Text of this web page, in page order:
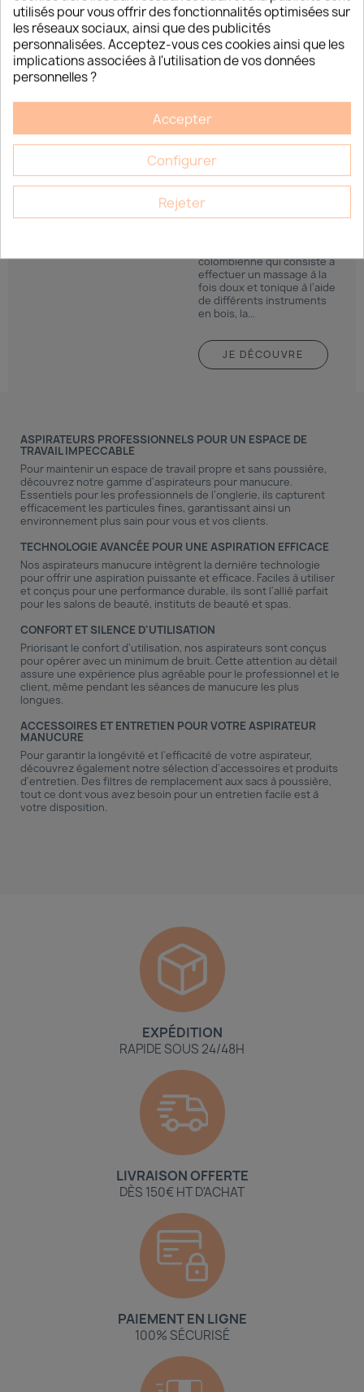
parfois son côté « commercial » critiqué,...
JE DÉCOUVRE
FORMATION
MADÉROTHÉRAPIE
colombienne qui consiste à
effectuer un massage à la
fois doux et tonique à l’aide
de différents instruments
en bois, la...
JE DÉCOUVRE
ASPIRATEURS PROFESSIONNELS POUR UN ESPACE DE
TRAVAIL IMPECCABLE
Pour maintenir un espace de travail propre et sans poussière,
découvrez notre gamme d'aspirateurs pour manucure.
Essentiels pour les professionnels de l'onglerie, ils capturent
efficacement les particules fines, garantissant ainsi un
environnement plus sain pour vous et vos clients.
TECHNOLOGIE AVANCÉE POUR UNE ASPIRATION EFFICACE
Nos aspirateurs manucure intègrent la dernière technologie
pour offrir une aspiration puissante et efficace. Faciles à utiliser
et conçus pour une performance durable, ils sont l'allié parfait
pour les salons de beauté, instituts de beauté et spas.
CONFORT ET SILENCE D'UTILISATION
Priorisant le confort d'utilisation, nos aspirateurs sont conçus
pour opérer avec un minimum de bruit. Cette attention au détail
assure une expérience plus agréable pour le professionnel et le
client, même pendant les séances de manucure les plus
longues.
ACCESSOIRES ET ENTRETIEN POUR VOTRE ASPIRATEUR
MANUCURE
Pour garantir la longévité et l'efficacité de votre aspirateur,
découvrez également notre sélection d'accessoires et produits
d'entretien. Des filtres de remplacement aux sacs à poussière,
tout ce dont vous avez besoin pour un entretien facile est à
votre disposition.
EXPÉDITION
RAPIDE SOUS 24/48H
LIVRAISON OFFERTE
DÈS 150€ HT D'ACHAT
PAIEMENT EN LIGNE
100% SÉCURISÉ
utilisés pour vous offrir des fonctionnalités optimisées sur
les réseaux sociaux, ainsi que des publicités
personnalisées. Acceptez-vous ces cookies ainsi que les
implications associées à l'utilisation de vos données
personnelles ?
Accepter
Configurer
Rejeter